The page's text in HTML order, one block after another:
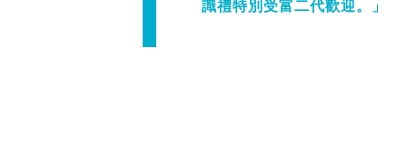
識禮特別受富二代歡迎。」